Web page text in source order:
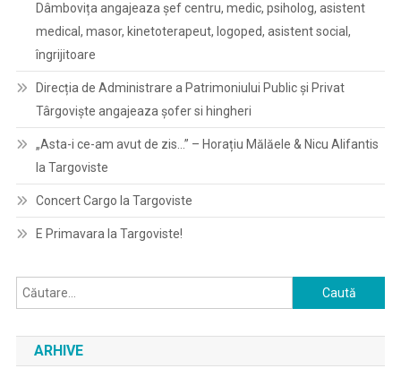
Dâmbovița angajeaza șef centru, medic, psiholog, asistent
medical, masor, kinetoterapeut, logoped, asistent social,
îngrijitoare
Direcția de Administrare a Patrimoniului Public și Privat
Târgoviște angajeaza șofer si hingheri
„Asta-i ce-am avut de zis…” – Horațiu Mălăele & Nicu Alifantis
la Targoviste
Concert Cargo la Targoviste
E Primavara la Targoviste!
Caută
după:
ARHIVE